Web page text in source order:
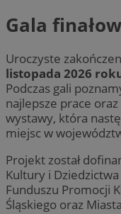
Gala
Uroczyste
listopada 2026
Podczas gali
najlepsze prace
wystawy, która
miejsc w
Projekt został
Kultury i
Funduszu Promocji
Śląskiego oraz